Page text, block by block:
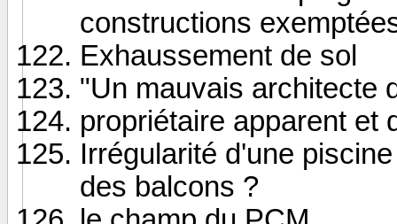
constructions
Exhaussement de sol
"Un mauvais architecte
propriétaire apparent et
Irrégularité d'une
des balcons ?